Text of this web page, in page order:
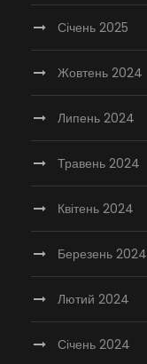
Січень 2025
Жовтень 2024
Липень 2024
Травень 2024
Квітень 2024
Березень 2024
Лютий 2024
Січень 2024